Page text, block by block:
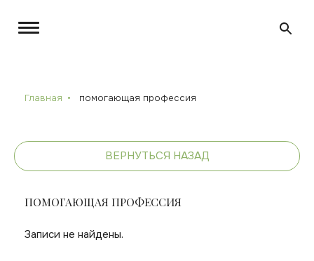
Главная помогающая профессия
ВЕРНУТЬСЯ НАЗАД
ПОМОГАЮЩАЯ ПРОФЕССИЯ
Записи не найдены.